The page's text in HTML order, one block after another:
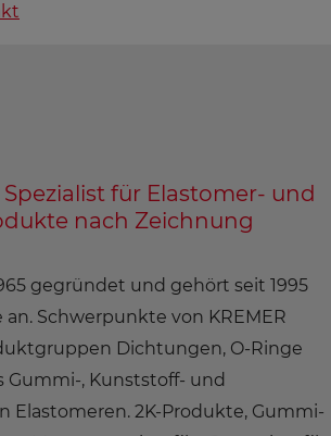
Spezialist für Elastomer- und
nach Zeichnung
gegründet und gehört seit 1995
an. Schwerpunkte von KREMER
Dichtungen, O-Ringe
Gummi-, Kunststoff- und
Elastomeren. 2K-Produkte, Gummi-